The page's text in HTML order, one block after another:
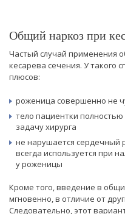
Общий наркоз при
Частый случай применения
кесарева сечения. У такого
плюсов:
роженица совершенно не
тело пациентки полностью
задачу хирурга
не нарушается сердечный
всегда используется при
у роженицы
Кроме того, введение в
мгновенно, в отличие от
Следовательно, этот